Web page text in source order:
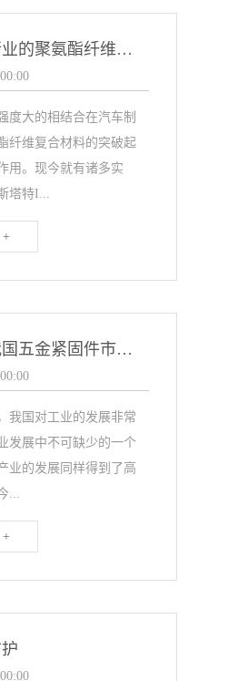
用于汽车行业的聚氨酯纤维复材轻质部件
度大的相结合在汽车制
纤维复合材料的突破起
用。现今就有诸多实
塔特I...
+
浅析目前我国五金紧固件市场规模
我国对工业的发展非常
发展中不可缺少的一个
业的发展同样得到了高
...
+